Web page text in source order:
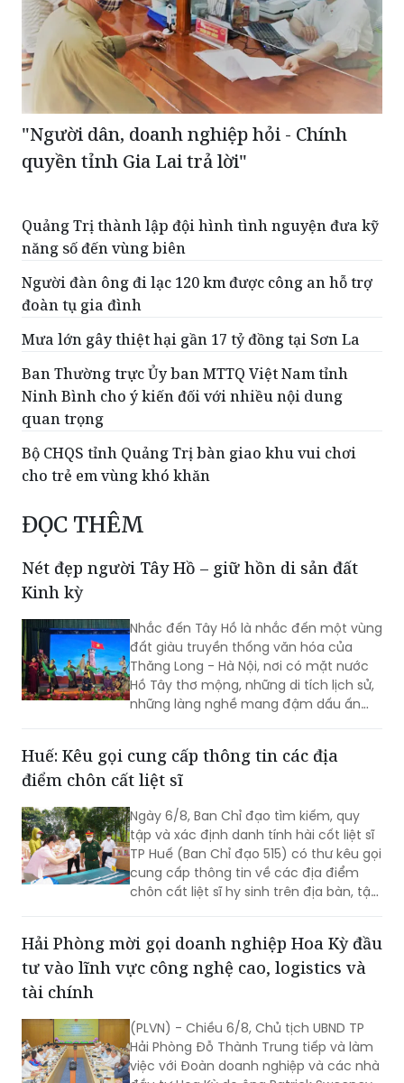
"Người dân, doanh nghiệp hỏi - Chính
quyền tỉnh Gia Lai trả lời"
Quảng Trị thành lập đội hình tình nguyện đưa kỹ
năng số đến vùng biên
Người đàn ông đi lạc 120 km được công an hỗ trợ
đoàn tụ gia đình
Mưa lớn gây thiệt hại gần 17 tỷ đồng tại Sơn La
Ban Thường trực Ủy ban MTTQ Việt Nam tỉnh
Ninh Bình cho ý kiến đối với nhiều nội dung
quan trọng
Bộ CHQS tỉnh Quảng Trị bàn giao khu vui chơi
cho trẻ em vùng khó khăn
ĐỌC THÊM
Nét đẹp người Tây Hồ – giữ hồn di sản đất
Kinh kỳ
Nhắc đến Tây Hồ là nhắc đến một vùng
đất giàu truyền thống văn hóa của
Thăng Long - Hà Nội, nơi có mặt nước
Hồ Tây thơ mộng, những di tích lịch sử,
những làng nghề mang đậm dấu ấn
nghìn năm văn hiến.
Huế: Kêu gọi cung cấp thông tin các địa
điểm chôn cất liệt sĩ
Ngày 6/8, Ban Chỉ đạo tìm kiếm, quy
tập và xác định danh tính hài cốt liệt sĩ
TP Huế (Ban Chỉ đạo 515) có thư kêu gọi
cung cấp thông tin về các địa điểm
chôn cất liệt sĩ hy sinh trên địa bàn, tập
và khu vực sông Truồi (xã Lộc An).
Hải Phòng mời gọi doanh nghiệp Hoa Kỳ đầu
tư vào lĩnh vực công nghệ cao, logistics và
tài chính
(PLVN) - Chiều 6/8, Chủ tịch UBND TP
Hải Phòng Đỗ Thành Trung tiếp và làm
việc với Đoàn doanh nghiệp và các nhà